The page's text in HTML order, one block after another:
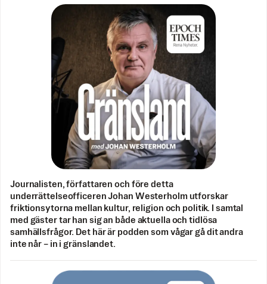
Journalisten, författaren och före detta
underrättelseofficeren Johan Westerholm utforskar
friktionsytorna mellan kultur, religion och politik. I samtal
med gäster tar han sig an både aktuella och tidlösa
samhällsfrågor. Det här är podden som vågar gå dit andra
inte når – in i gränslandet.